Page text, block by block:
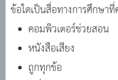
ข้อใดเป็นสื่อทางการศึกษ
คอมพิวเตอร์ช่วยสอน
หนังสือเสียง
ถูกทุกข้อ